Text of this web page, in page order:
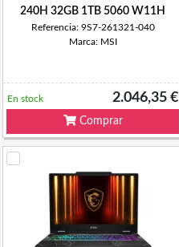
240H 32GB 1TB 5060 W11H
Referencia: 9S7-261321-040
Marca: MSI
2.046,35 €
En stock
Comprar